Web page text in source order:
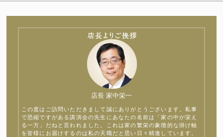
店長 家中栄一
この度はご訪問いただきまして誠にありがとうございます。私事
で恐縮ですがある講演会の先生にあなたの名前は「家の中が栄え
る一方」だねと言われました。これは家の繁栄の象徴的な掛け軸
を皆様にお届けするのは私の天職だと思い日々精進しています。